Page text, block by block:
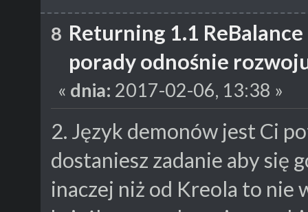
8 Returning 1.1
porady odnośnie
« dnia: 2017-02-06, 13:38 »
2. Język demonów jest Ci
dostaniesz zadanie aby się
inaczej niż od Kreola to nie